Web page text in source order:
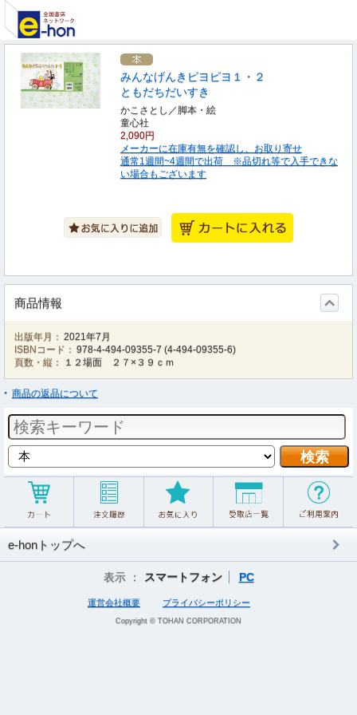
みんなげんきピヨピヨ１・２
ともだちだいすき
かこさとし／脚本・絵
童心社
2,090円
メーカーに在庫有無を確認し、お取り寄せ
通常1週間~4週間で出荷 ※品切れ等で入手できな
い場合もございます
商品情報
出版年月： 2021年7月
ISBNコード： 978-4-494-09355-7 (4-494-09355-6)
頁数・縦：
１２場面 ２７×３９ｃｍ
商品の返品について
e-honトップへ
表示 ： スマートフォン PC
運営会社概要 プライバシーポリシー
Copyright © TOHAN CORPORATION